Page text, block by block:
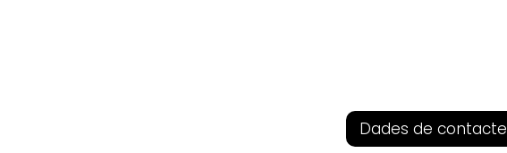
Dades de contacte